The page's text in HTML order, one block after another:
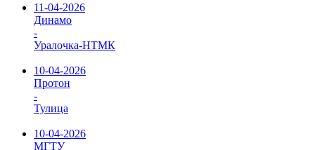
11-04-2026
Динамо
-
Уралочка-НТМК
10-04-2026
Протон
-
Тулица
10-04-2026
МГТУ